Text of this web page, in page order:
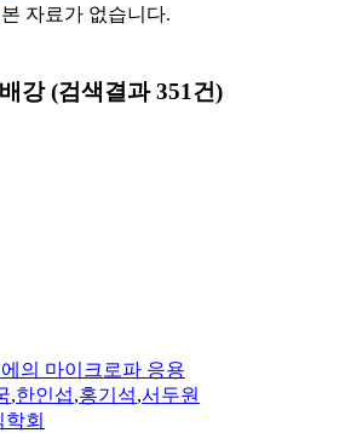
자료가 없습니다.
강(검색결과 351건)
의 마이크로파 응용
,한인섭,홍기석,서두원
회